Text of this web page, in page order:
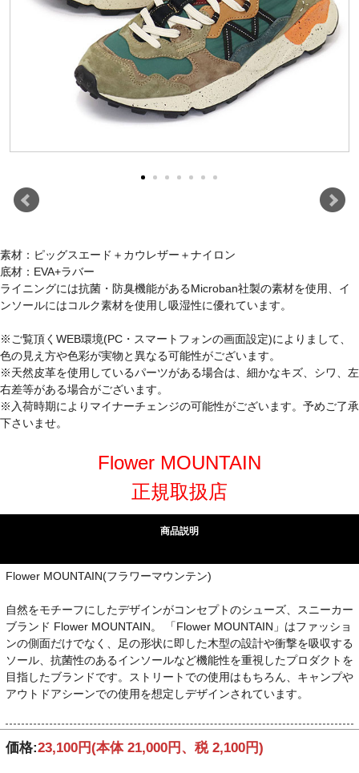
素材：ピッグスエード＋カウレザー＋ナイロン
底材：EVA+ラバー
ライニングには抗菌・防臭機能があるMicroban社製の素材を使用、イ
ンソールにはコルク素材を使用し吸湿性に優れています。
※ご覧頂くWEB環境(PC・スマートフォンの画面設定)によりまして、
色の見え方や色彩が実物と異なる可能性がございます。
※天然皮革を使用しているパーツがある場合は、細かなキズ、シワ、左
右差等がある場合がございます。
※入荷時期によりマイナーチェンジの可能性がございます。予めご了承
下さいませ。
Flower MOUNTAIN
正規取扱店
商品説明
Flower MOUNTAIN(フラワーマウンテン)
自然をモチーフにしたデザインがコンセプトのシューズ、スニーカー
ブランド Flower MOUNTAIN。 「Flower MOUNTAIN」はファッショ
ンの側面だけでなく、足の形状に即した木型の設計や衝撃を吸収する
ソール、抗菌性のあるインソールなど機能性を重視したプロダクトを
目指したブランドです。ストリートでの使用はもちろん、キャンプや
アウトドアシーンでの使用を想定しデザインされています。
価格:23,100円(本体 21,000円、税 2,100円)